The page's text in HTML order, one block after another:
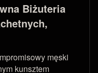
Biżuteria
męski
kunsztem